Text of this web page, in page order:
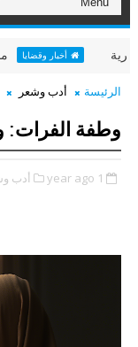
أخبار وقضايا مختبر
الرئيسة أدب وشعر
وطفة الفرات:
1 year ago أدب